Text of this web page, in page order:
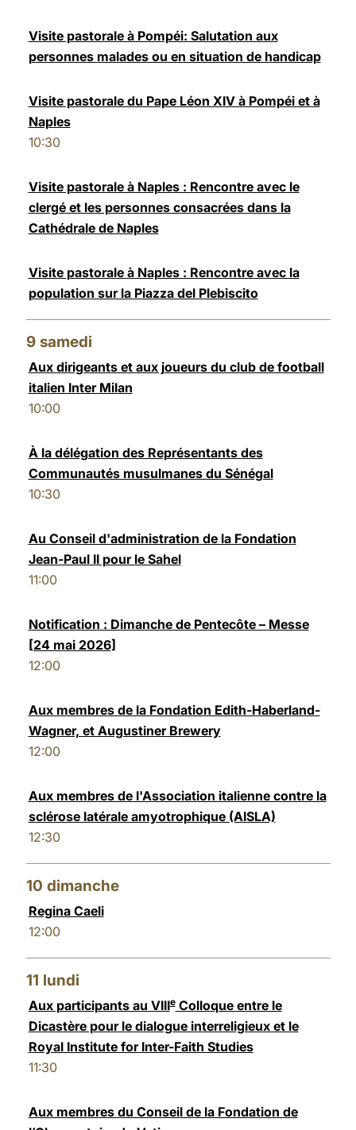
Visite pastorale à Pompéi: Salutation aux
personnes malades ou en situation de handicap
Visite pastorale du Pape Léon XIV à Pompéi et à
Naples
10:30
Visite pastorale à Naples : Rencontre avec le
clergé et les personnes consacrées dans la
Cathédrale de Naples
Visite pastorale à Naples : Rencontre avec la
population sur la Piazza del Plebiscito
9 samedi
Aux dirigeants et aux joueurs du club de football
italien Inter Milan
10:00
À la délégation des Représentants des
Communautés musulmanes du Sénégal
10:30
Au Conseil d'administration de la Fondation
Jean-Paul II pour le Sahel
11:00
Notification : Dimanche de Pentecôte – Messe
[24 mai 2026]
12:00
Aux membres de la Fondation Edith-Haberland-
Wagner, et Augustiner Brewery
12:00
Aux membres de l'Association italienne contre la
sclérose latérale amyotrophique (AISLA)
12:30
10 dimanche
Regina Caeli
12:00
11 lundi
Aux participants au VIIIeColloque entre le
Dicastère pour le dialogue interreligieux et le
Royal Institute for Inter-Faith Studies
11:30
Aux membres du Conseil de la Fondation de